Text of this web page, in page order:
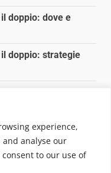
experience,
analyse our
to our use of
doppio: dove e
doppio: strategie
che
di Jws Media